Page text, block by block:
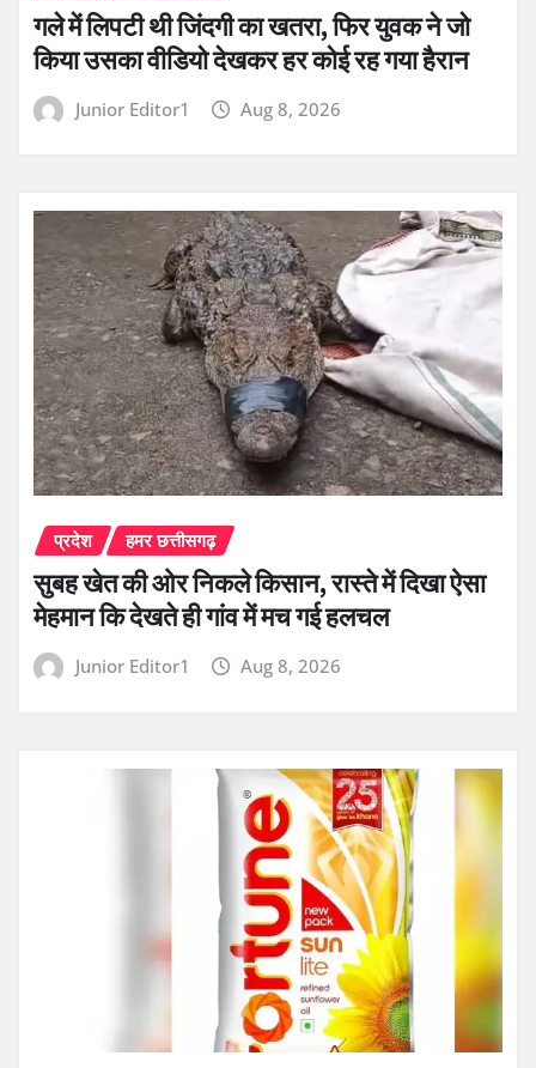
गले में लिपटी थी जिंदगी का खतरा, फिर युवक ने जो
किया उसका वीडियो देखकर हर कोई रह गया हैरान
Junior Editor1 Aug 8, 2026
प्रदेश हमर छत्तीसगढ़
सुबह खेत की ओर निकले किसान, रास्ते में दिखा ऐसा
मेहमान कि देखते ही गांव में मच गई हलचल
Junior Editor1 Aug 8, 2026